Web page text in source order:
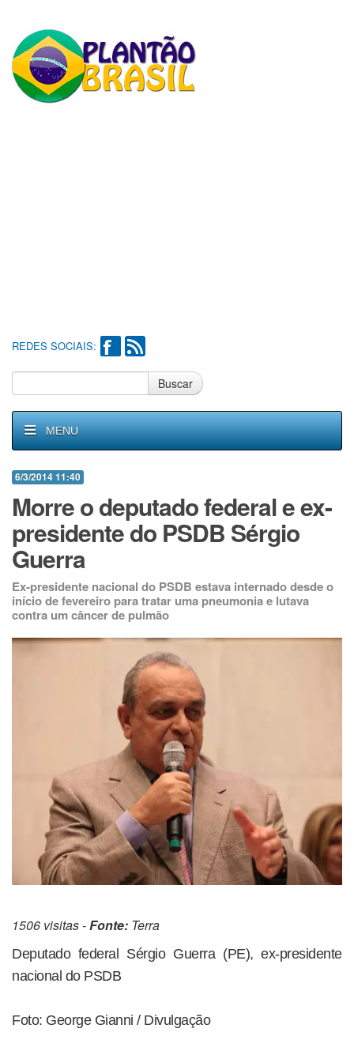
REDES SOCIAIS:
Buscar
MENU
6/3/2014 11:40
Morre o deputado federal e ex-
presidente do PSDB Sérgio
Guerra
Ex-presidente nacional do PSDB estava internado desde o
início de fevereiro para tratar uma pneumonia e lutava
contra um câncer de pulmão
1506 visitas -Fonte: Terra
Deputado federal Sérgio Guerra (PE), ex-presidente
nacional do PSDB
Foto: George Gianni / Divulgação